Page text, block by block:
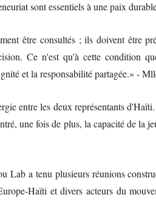
sont essentiels à une paix
être consultés ; ils doivent être
Ce n'est qu'à cette condition
et la responsabilité partagée.» -
entre les deux représentants
une fois de plus, la capacité de la
Lab a tenu plusieurs réunions
Haïti et divers acteurs du